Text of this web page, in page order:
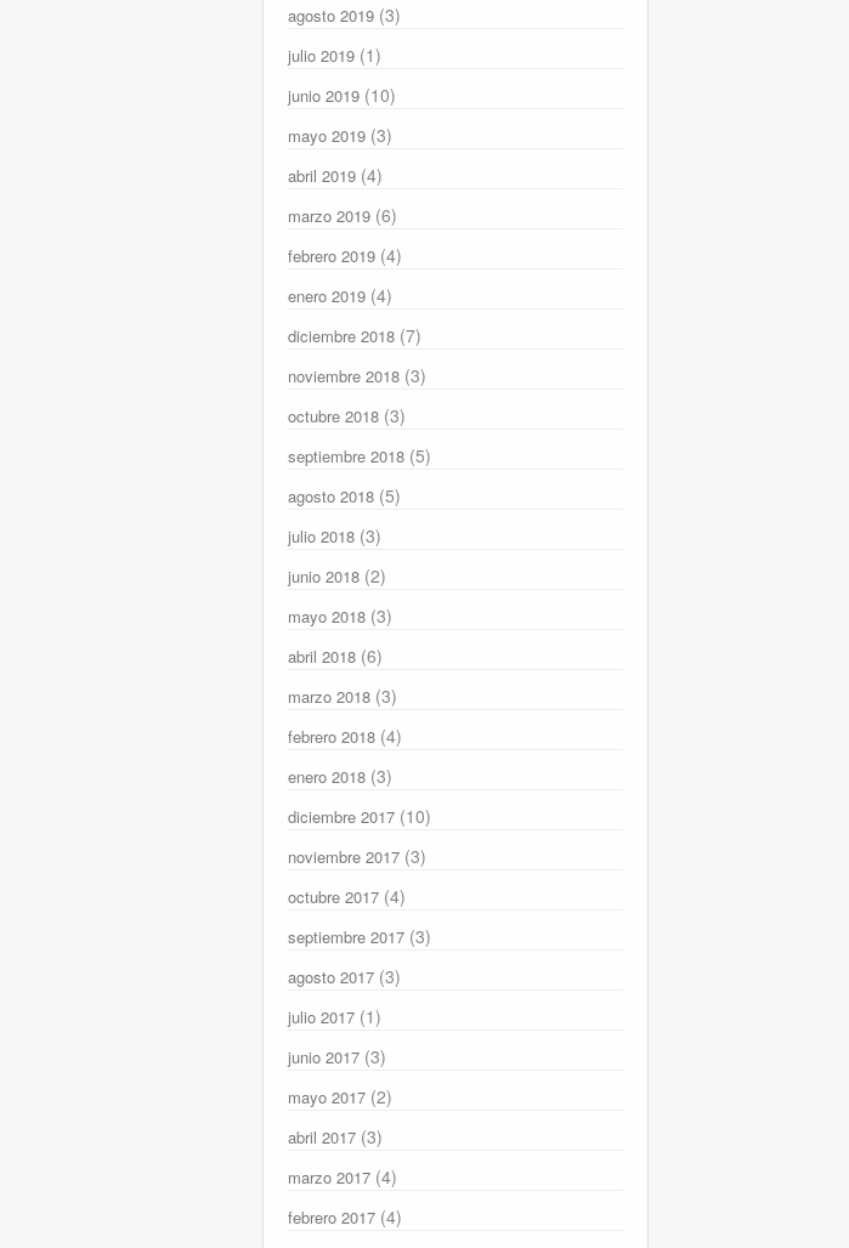
agosto 2019 (3)
julio 2019 (1)
junio 2019 (10)
mayo 2019 (3)
abril 2019 (4)
marzo 2019 (6)
febrero 2019 (4)
enero 2019 (4)
diciembre 2018 (7)
noviembre 2018 (3)
octubre 2018 (3)
septiembre 2018 (5)
agosto 2018 (5)
julio 2018 (3)
junio 2018 (2)
mayo 2018 (3)
abril 2018 (6)
marzo 2018 (3)
febrero 2018 (4)
enero 2018 (3)
diciembre 2017 (10)
noviembre 2017 (3)
octubre 2017 (4)
septiembre 2017 (3)
agosto 2017 (3)
julio 2017 (1)
junio 2017 (3)
mayo 2017 (2)
abril 2017 (3)
marzo 2017 (4)
febrero 2017 (4)